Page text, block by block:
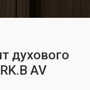
духового
AV